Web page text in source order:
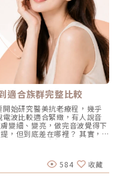
人痘：針對因為熬夜、壓力
發的成人痘，精準破壞皮脂腺
雷射（如脈衝光、某些淨膚雷
（反黑）。AviClear 的
素」，因此適用於 Fitzpatrick
安全性極高。AviClear 戰痘雷
心中難免還有一些疑問。我們
戰痘雷射會痛嗎？需要敷
要敷麻藥！怕痛的人有福了！
卻技術」，探頭在雷射擊發的
程中，主要會感覺到探頭冰冰
彈的感覺。相較於傳統雷射或
鬆就能完成療程。Q2：我現
建議先與主治醫師討論。一
。多數醫師會建議在停用口服
，再來進行雷射治療會比較
痘，可以只打局部嗎？A：通
在全臉的，雖然目前只有下巴
活躍的狀態。全臉均勻施打可
果。當然，醫師在施打時，會
三次療程結束後，一輩子都
著醫美科技的不斷進步，針對
和深層清潔：海菲秀
。利用專利的負壓水渦流技
刺與多餘皮脂，同時導入高濃
毛孔、怕痛不敢打雷射、想作
完當下皮膚立刻感受到「會呼
，視覺上會立刻變得細緻，且
透鏡）原理：皮秒雷射
程。核心在於加上了「蜂巢透
況下，將雷射光束匯聚，在真
皮膚深層進行微小的破壞，
與彈力纖維新生，進而把毛孔
老化型毛孔、輕微淺層痘疤、
：熱傷害小，術後通常只會紅
值極高的定期保養型雷射。3.
重的「疤痕/凹洞型毛孔」，皮
上場。例如 UP雷射
真皮層甚至皮下組織，切斷
。適合誰：嚴重的冰鑿型痘
非常強大且顯著，但相對的
流組織液，恢復期較長（約需
一、紫外線長期累積的影響日
不均勻暗沉。二、基因與體質
易在年輕時就出現。三、荷爾
，都可能使色素活躍，例如熟
、皮膚受傷、過度刺激後，都
呈現不同的「深度」「密度」
擊散這麼簡單。只要能量不
造成修復期延長、色素反應，
雜，傳統除斑療程才會讓人覺
功率，關鍵就在於是否能更精
熱傷害。什麼是 Reepot AI時
雷射是一款以 532 nm 綠光為
，已通過美國 FDA、韓國
讓除斑治療更精準、更安全，
智慧影像掃描技術，系統能先
依據。在治療作用上，
同時以低溫保護皮膚，降低
黑色素為主，而非單純依賴高
它讓除斑從過去較不穩定的模
Reepot 三大核心技術：讓除
之所以被視為新一代的
適合族群完整比較
始研究醫美抗老療程，幾乎
波比較適合緊緻，有人說音
變細、變亮，做完音波覺得下
，但到底差在哪裡？ 其實，
害」，而是它們使用的能量不
不同。 簡單來說： 電波偏向
向改善輪廓的垂、嘴邊肉、
棟房子，電波比較像是在整
較像是在加強地基與支撐結
584 收藏